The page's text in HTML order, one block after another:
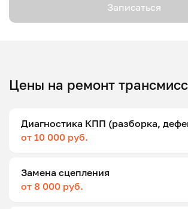
Записаться
Цены на ремонт
Диагностика КПП (разборка,
от 10 000 руб.
Замена сцепления
от 8 000 руб.